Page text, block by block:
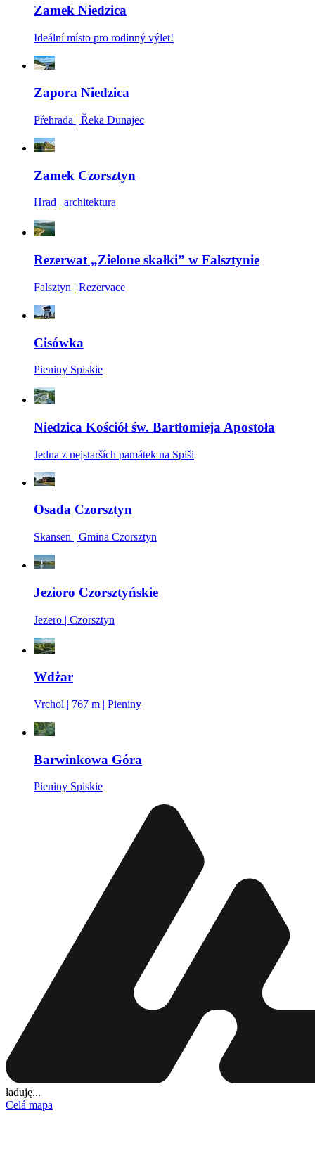
Zamek Niedzica
Ideální místo pro rodinný výlet!
Zapora Niedzica
Přehrada | Řeka Dunajec
Zamek Czorsztyn
Hrad | architektura
Rezerwat „Zielone skałki” w Falsztynie
Falsztyn | Rezervace
Cisówka
Pieniny Spiskie
Niedzica Kościół św. Bartłomieja Apostoła
Jedna z nejstarších památek na Spiši
Osada Czorsztyn
Skansen | Gmina Czorsztyn
Jezioro Czorsztyńskie
Jezero | Czorsztyn
Wdżar
Vrchol | 767 m | Pieniny
Barwinkowa Góra
Pieniny Spiskie
ładuję...
Celá mapa